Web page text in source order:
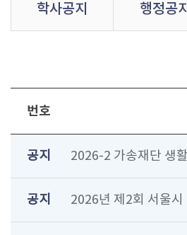
학사공지 행정공지
번호
공지 2026-2 가송재단 생
공지 2026년 제2회 서울